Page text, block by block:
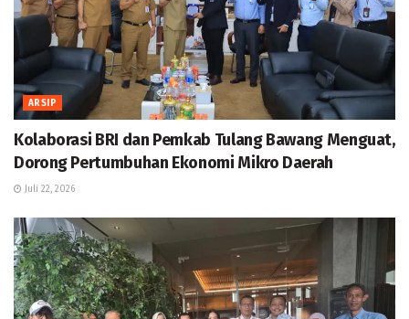
ARSIP
Kolaborasi BRI dan Pemkab Tulang Bawang Menguat,
Dorong Pertumbuhan Ekonomi Mikro Daerah
Juli 22, 2026